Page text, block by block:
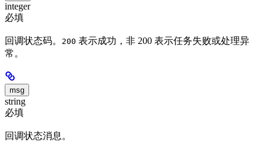
integer
必填
回调状态码。 200 表示成功，非 200 表示任务失败或处理异
常。
msg
string
必填
回调状态消息。